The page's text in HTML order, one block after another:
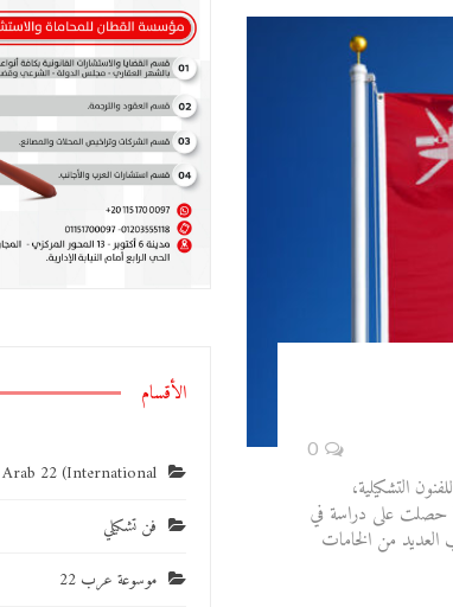
التشكيلية،
حصلت على دراسة في
العديد من الخامات
الأقسام
Arab 22 (International
فن تشكيلي
موسوعة عرب 22